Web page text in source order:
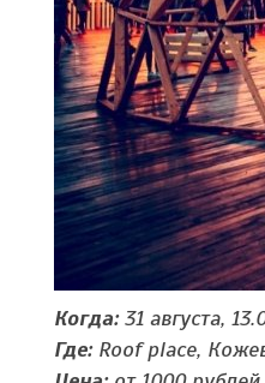
Когда:31 августа,
Где:Roof place,